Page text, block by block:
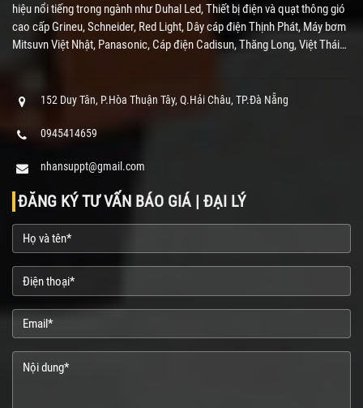
hiệu nổi tiếng trong ngành như Duhal Led, Thiết bị điện và quạt thông gió
cao cấp Grineu, Schneider, Red Light, Dây cáp điện Thịnh Phát, Máy bơm
Mitsuvn Việt Nhật, Panasonic, Cáp điện Cadisun, Thăng Long, Việt Thái…
152 Duy Tân, P.Hòa Thuận Tây, Q.Hải Châu, TP.Đà Nẵng
0945414659
nhansuppt@gmail.com
ĐĂNG KÝ TƯ VẤN BÁO GIÁ | ĐẠI LÝ